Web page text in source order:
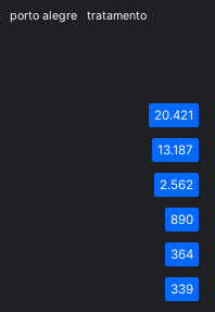
porto alegre tratamento
20.421
13.187
2.562
890
364
339